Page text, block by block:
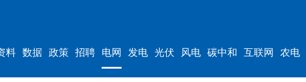
料 数据 政策 招聘 电网 发电 光伏 风电 碳中和 互联网 农电